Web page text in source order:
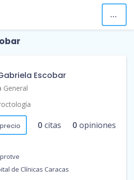
Escobar
General
0 citas 0 opiniones
de Clínicas Caracas